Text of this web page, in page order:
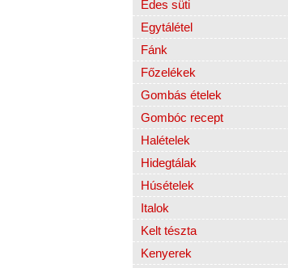
Édes süti
Egytálétel
Fánk
Főzelékek
Gombás ételek
Gombóc recept
Halételek
Hidegtálak
Húsételek
Italok
Kelt tészta
Kenyerek